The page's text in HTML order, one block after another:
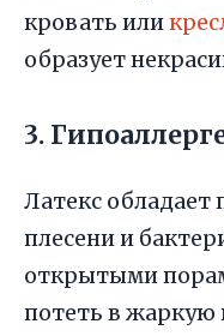
кровать или
образует
3.
Латекс
плесени и
открытыми
потеть в жаркую